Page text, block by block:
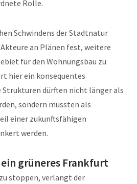
Rolle.
Schwindens der Stadtnatur
an Plänen fest, weitere
für den Wohnungsbau zu
hier ein konsequentes
Strukturen dürften nicht länger als
sondern müssten als
einer zukunftsfähigen
werden.
grüneres Frankfurt
stoppen, verlangt der